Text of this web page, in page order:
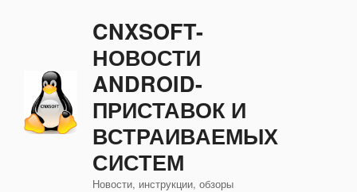
CNXSOFT-
НОВОСТИ
ANDROID-
ПРИСТАВОК И
ВСТРАИВАЕМЫХ
СИСТЕМ
Новости, инструкции, обзоры